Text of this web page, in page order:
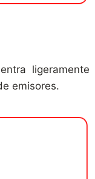
ligeramente
emisores.